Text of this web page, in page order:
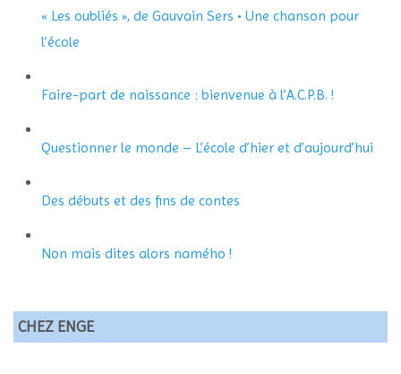
« Les oubliés », de Gauvain Sers • Une chanson pour
l’école
Faire-part de naissance : bienvenue à l’A.C.P.B. !
Questionner le monde – L’école d’hier et d’aujourd’hui
Des débuts et des fins de contes
Non mais dites alors namého !
CHEZ ENGE